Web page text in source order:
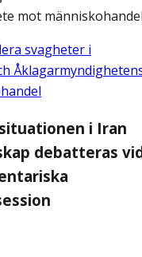
mot
svagheter i
i Iran
debatteras